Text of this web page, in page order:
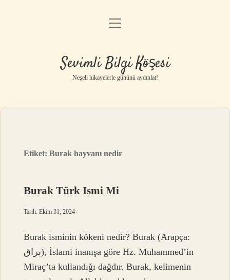
Anasayfa
Yasal Uyarı
menüyü
Sevimli Bilgi Köşesi
Neşeli hikayelerle gününü aydınlat!
Etiket:Burak hayvanı nedir
Burak Türk Ismi Mi
Tarih: Ekim 31, 2024
Burak isminin kökeni nedir? Burak (Arapça:
براق), İslami inanışa göre Hz. Muhammed’in
Miraç’ta kullandığı dağdır. Burak, kelimenin